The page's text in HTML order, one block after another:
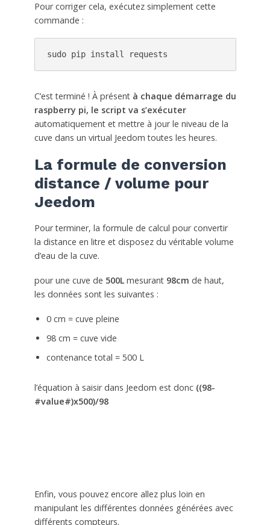
Pour corriger cela, exécutez simplement cette
commande :
sudo pip install requests
C’est terminé ! À présent à chaque démarrage du
raspberry pi, le script va s’exécuter
automatiquement et mettre à jour le niveau de la
cuve dans un virtual Jeedom toutes les heures.
La formule de conversion
distance / volume pour
Jeedom
Pour terminer, la formule de calcul pour convertir
la distance en litre et disposez du véritable volume
d’eau de la cuve.
pour une cuve de 500Lmesurant 98cm de haut,
les données sont les suivantes :
0 cm = cuve pleine
98 cm = cuve vide
contenance total = 500 L
l’équation à saisir dans Jeedom est donc ((98-
#value#)x500)/98
Enfin, vous pouvez encore allez plus loin en
manipulant les différentes données générées avec
différents compteurs.